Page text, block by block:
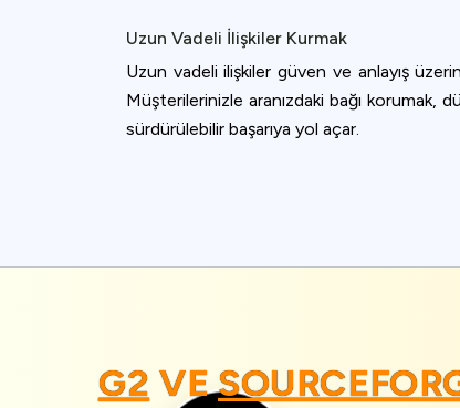
Uzun Vadeli İlişkiler Kurmak
Uzun vadeli ilişkiler güven ve anlayış
Müşterilerinizle aranızdaki bağı korumak,
sürdürülebilir başarıya yol açar.
G2VE